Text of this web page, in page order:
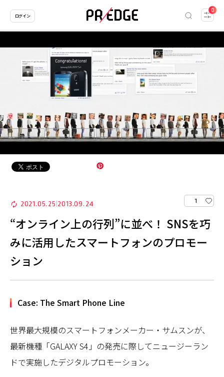
0
ログイン
2021.05.25 2013.09.24 1
“オンライン上の行列”に並べ！ SNSを巧
みに活用したスマートフォンのプロモー
ション
Case: The Smart Phone Line
世界最大規模のスマートフォンメーカー・サムスンが、
最新機種「GALAXY S4」の発売に際してニュージーラン
ドで実施したデジタルプロモーション。